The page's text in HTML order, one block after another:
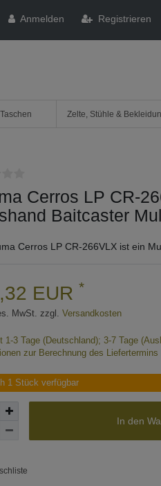
Anmelden Registrieren
Zelte, Stühle &
Cerros LP CR-
Baitcaster
Cerros LP CR-266VLX ist ein
EUR *
MwSt. zzgl. Versandkosten
1-3 Tage (Deutschland); 3-7 Tage
zur Berechnung des Liefertermins
1 Stück verfügbar
In den